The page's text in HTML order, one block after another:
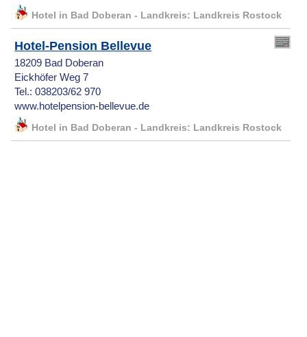
Hotel in Bad Doberan - Landkreis: Landkreis Rostock
Hotel-Pension Bellevue
18209 Bad Doberan
Eickhöfer Weg 7
Tel.: 038203/62 970
www.hotelpension-bellevue.de
Hotel in Bad Doberan - Landkreis: Landkreis Rostock